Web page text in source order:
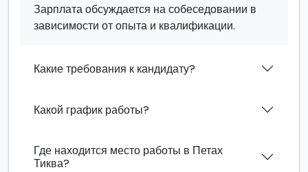
Зарплата обсуждается на собеседовании в
зависимости от опыта и квалификации.
Какие требования к кандидату?
Какой график работы?
Где находится место работы в Петах
Тиква?